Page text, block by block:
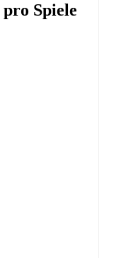
Spiele